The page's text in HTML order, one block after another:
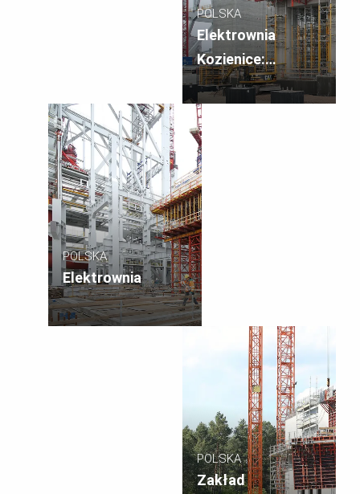
POLSKA
Elektrownia
Kozienice:
turbozespół bloku
energetycznego
POLSKA
Elektrownia
POLSKA
Zakład